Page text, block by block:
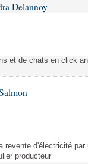
Delannoy
et de chats en click
revente d'électricité
producteur